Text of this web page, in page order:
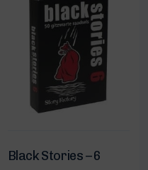
Black Stories – 6